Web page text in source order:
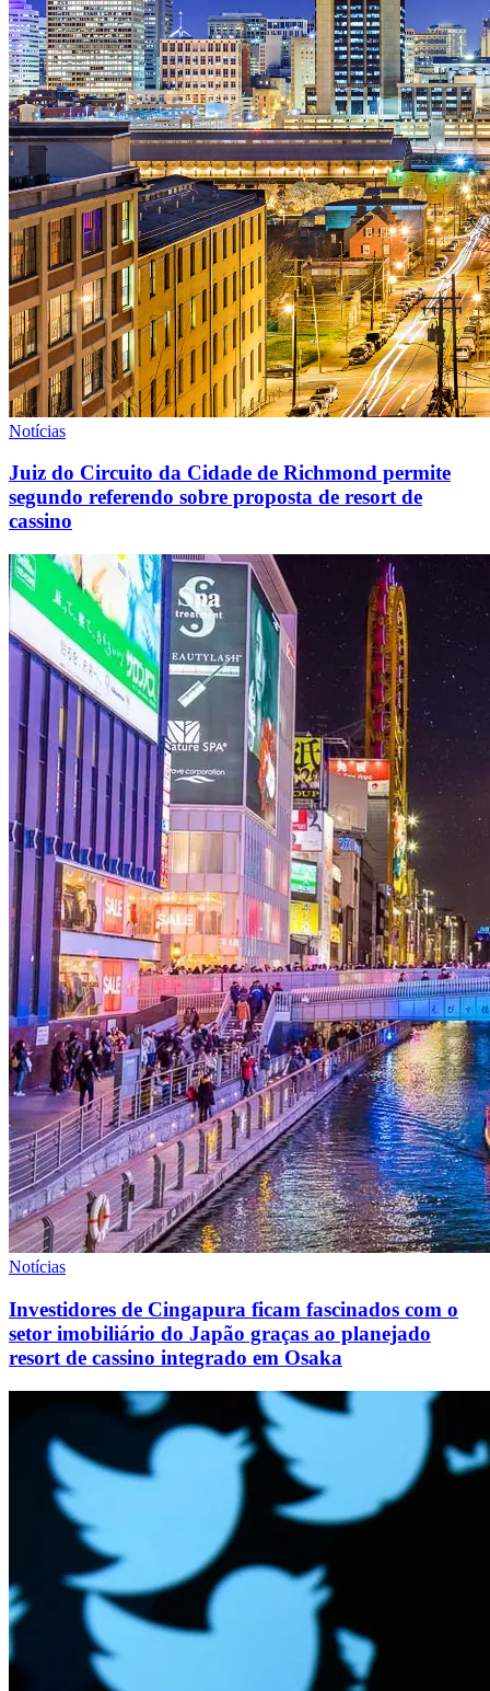
Notícias
Juiz do Circuito da Cidade de Richmond permite
segundo referendo sobre proposta de resort de
cassino
Notícias
Investidores de Cingapura ficam fascinados com o
setor imobiliário do Japão graças ao planejado
resort de cassino integrado em Osaka